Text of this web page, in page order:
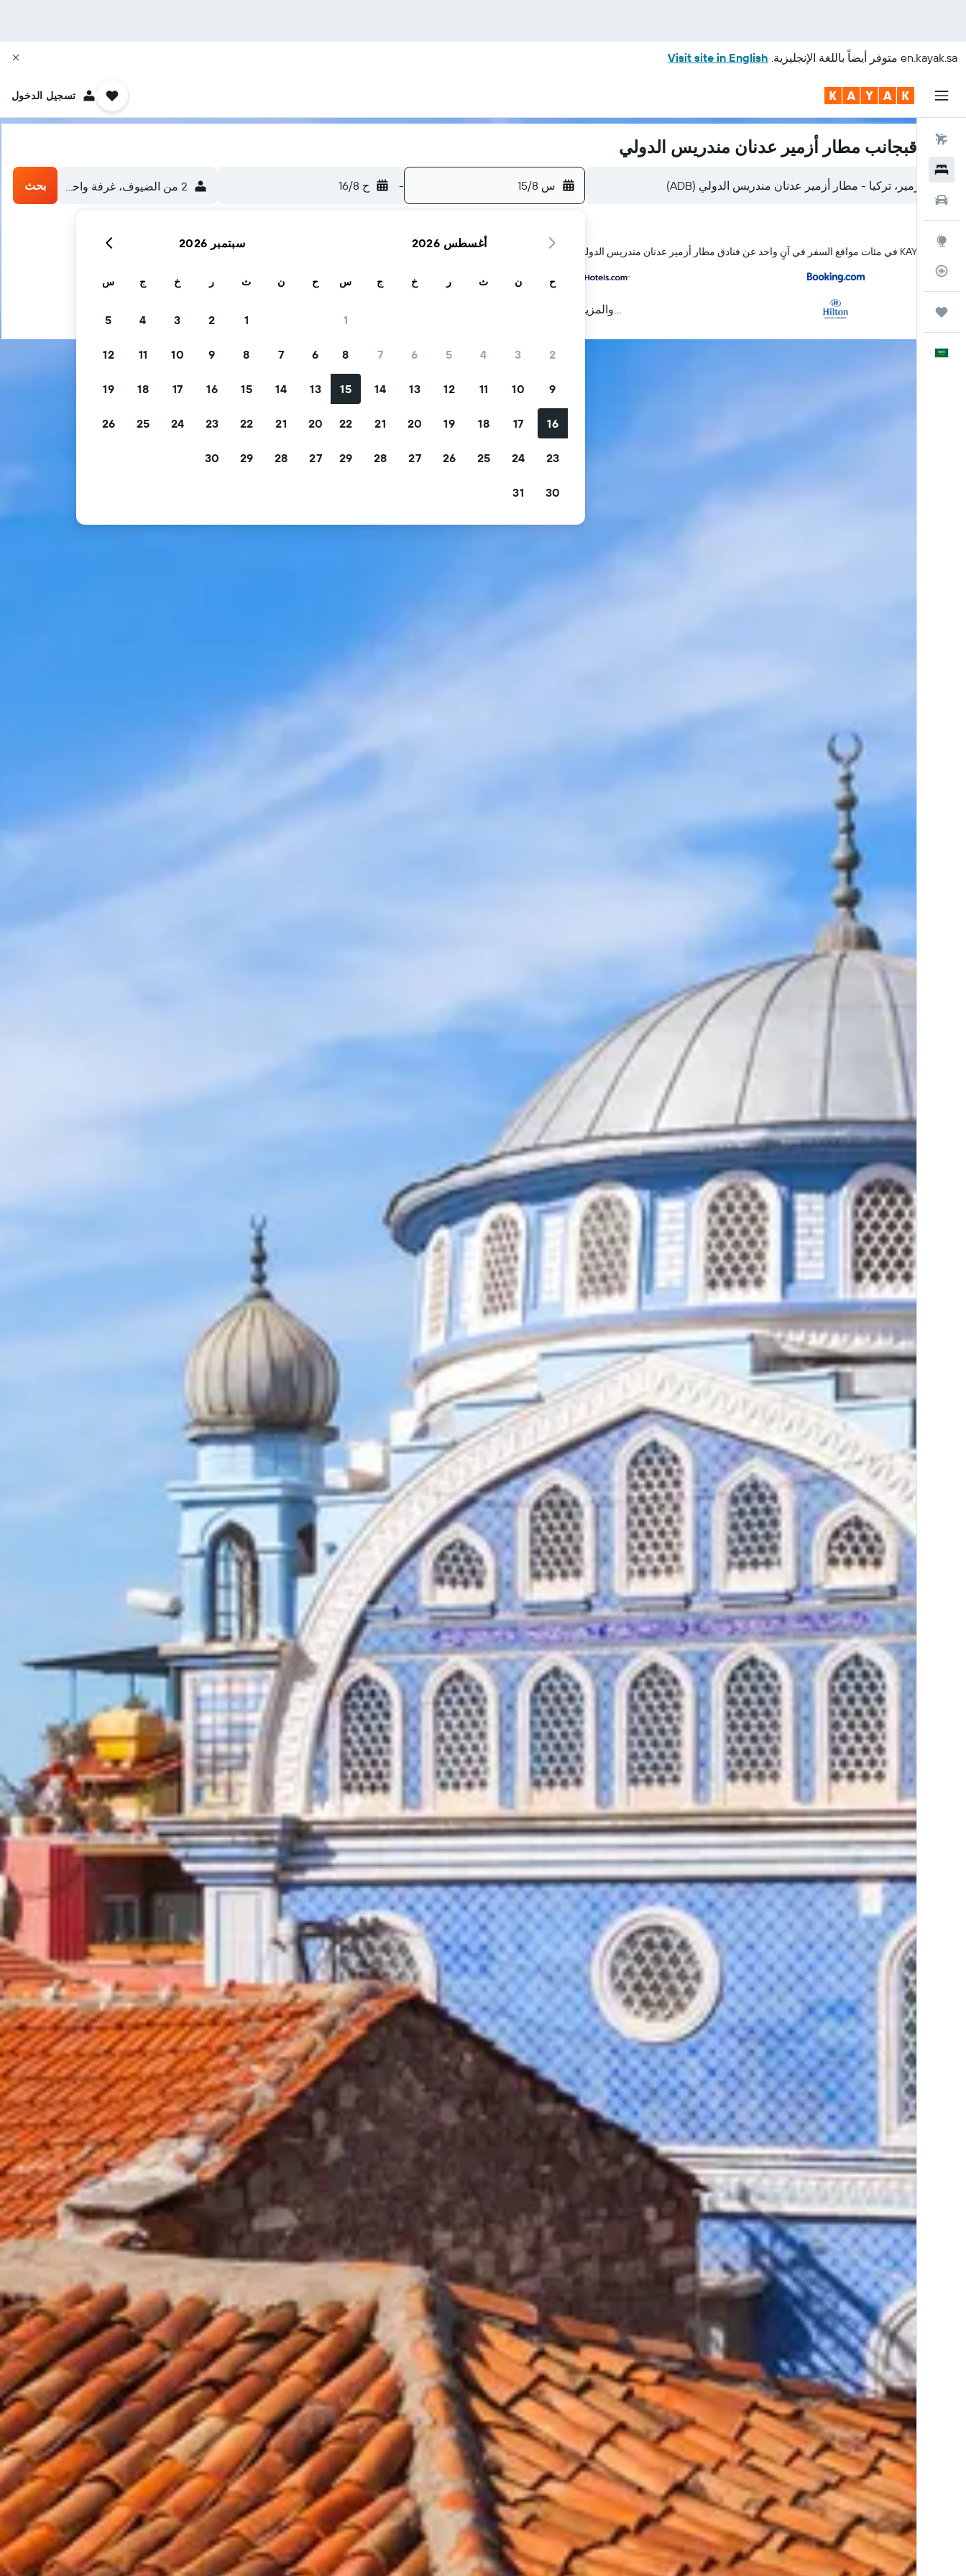
en.kayak.sa متوفر أيضاً باللغة الإنجليزية. Visit site in English
تسجيل الدخول
رحلات طيران
متعقب رحلة الطيران
الفنادقبجانب مطار أزمير عدنان مندريس الدولي
ازمير، تركيا - مطار أزمير عدنان مندريس الدولي (ADB) س 15/8 - ح 16/8 2 من الضيوف، غرفة واحدة بحث
يبحث KAYAK في مئات مواقع السفر في آنٍ واحد عن فنادق مطار أزمير عدنان مندريس الدولي
...والمزيد
أغسطس 2026
ح ن ث ر خ ج س
1
2
3
4
5
6
7
8
9
10
11
12
13
14
15
16
17
18
19
20
21
22
23
24
25
26
27
28
29
30
31
سبتمبر 2026
ح ن ث ر خ ج س
1
2
3
4
5
6
7
8
9
10
11
12
13
14
15
16
17
18
19
20
21
22
23
24
25
26
27
28
29
30